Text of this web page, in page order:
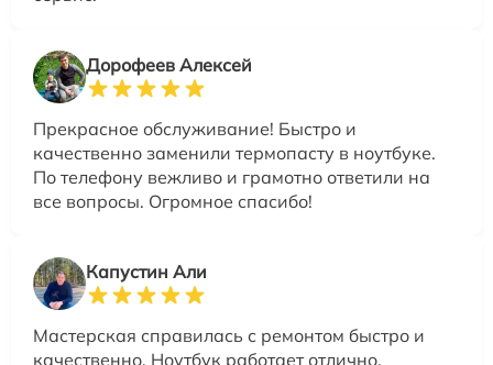
Дорофеев Алексей
Прекрасное обслуживание! Быстро и
качественно заменили термопасту в ноутбуке.
По телефону вежливо и грамотно ответили на
все вопросы. Огромное спасибо!
Капустин Али
Мастерская справилась с ремонтом быстро и
качественно. Ноутбук работает отлично.